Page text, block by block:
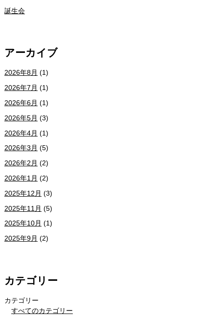
誕生会
アーカイブ
2026年8月 (1)
2026年7月 (1)
2026年6月 (1)
2026年5月 (3)
2026年4月 (1)
2026年3月 (5)
2026年2月 (2)
2026年1月 (2)
2025年12月 (3)
2025年11月 (5)
2025年10月 (1)
2025年9月 (2)
カテゴリー
カテゴリー
すべてのカテゴリー